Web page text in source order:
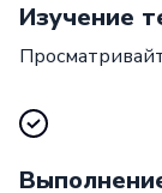
Изучение